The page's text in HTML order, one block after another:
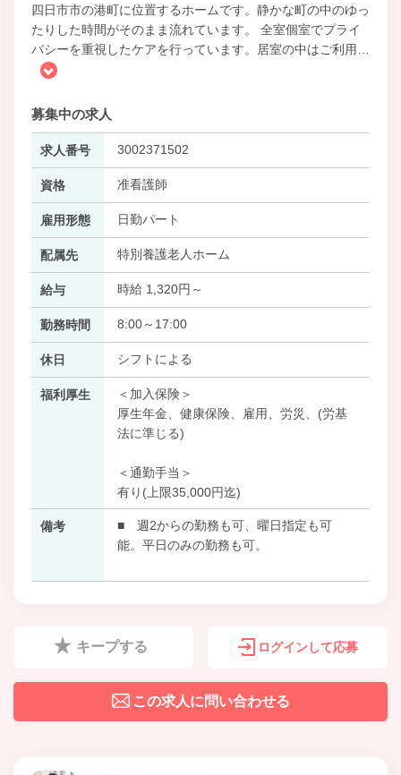
四日市市の港町に位置するホームです。静かな町の中のゆっ
たりした時間がそのまま流れています。 全室個室でプライ
バシーを重視したケアを行っています。居室の中はご利用
募集中の求人
求人番号 3002371502
資格 准看護師
雇用形態 日勤パート
配属先 特別養護老人ホーム
給与 時給 1,320円～
勤務時間 8:00～17:00
休日 シフトによる
福利厚生
＜加入保険＞
厚生年金、健康保険、雇用、労災、(労基
法に準じる)
＜通勤手当＞
有り(上限35,000円迄)
備考
■ 週2からの勤務も可、曜日指定も可
能。平日のみの勤務も可。
キープする ログインして応募
この求人に問い合わせる